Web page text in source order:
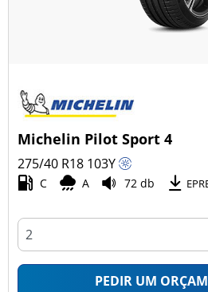
Michelin Pilot Sport 4
275/40 R18 103Y
C A 72 db
PEDIR UM